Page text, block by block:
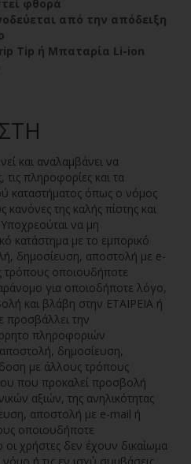
φθορά
από την απόδειξη
Tip ή Μπαταρία Li-ion
και αναλαμβάνει να
τις πληροφορίες και τα
καταστήματος όπως ο νόμος
της καλής πίστης και
να μη
κατάστημα με το εμπορικό
δημοσίευση, αποστολή με e-
οποιουδήποτε
για οποιοδήποτε λόγο,
και βλάβη στην ΕΤΑΙΡΕΙΑ ή
προσβάλλει την
πληροφοριών
δημοσίευση,
με άλλους τρόπους
που προκαλεί προσβολή
αξιών, της ανηλικότητας
αποστολή με e-mail ή
οποιουδήποτε
οι χρήστες δεν έχουν δικαίωμα